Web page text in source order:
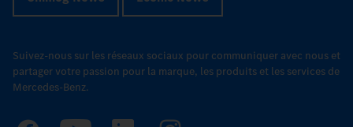
Suivez-nous sur les réseaux sociaux pour communiquer avec nous et
partager votre passion pour la marque, les produits et les services de
Mercedes-Benz.